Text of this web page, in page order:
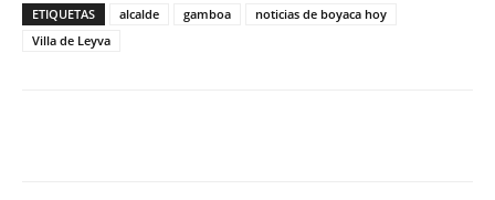
ETIQUETAS alcalde gamboa
noticias de boyaca hoy
Villa de Leyva